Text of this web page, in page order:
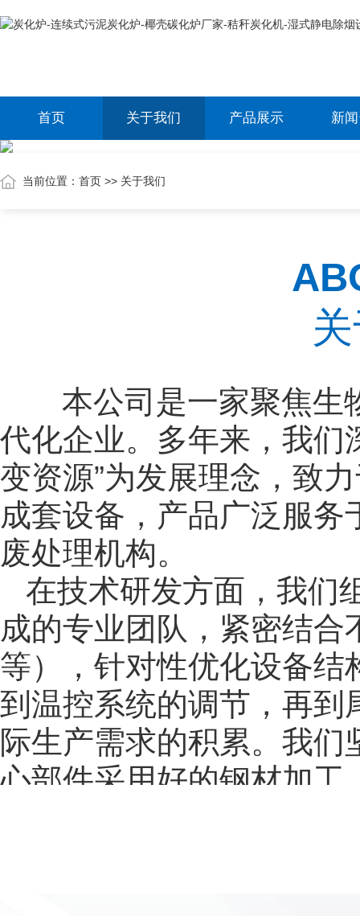
首页 关于我们 产品展示 新
当前位置： 首页 >> 关于我们
本公司是一家聚焦生
代化企业。多年来，我们
变资源”为发展理念，致
成套设备，产品广泛服
废处理机构。
在技术研发方面，我们
成的专业团队，紧密结
等），针对性优化设备结
到温控系统的调节，再到
际生产需求的积累。我
心部件采用好的钢材加工